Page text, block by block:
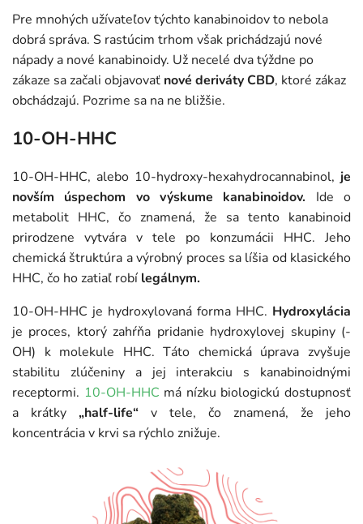
Pre mnohých užívateľov týchto kanabinoidov to nebola
dobrá správa. S rastúcim trhom však prichádzajú nové
nápady a nové kanabinoidy. Už necelé dva týždne po
zákaze sa začali objavovať nové deriváty CBD, ktoré zákaz
obchádzajú. Pozrime sa na ne bližšie.
10-OH-HHC
10-OH-HHC, alebo 10-hydroxy-hexahydrocannabinol, je
novším úspechom vo výskume kanabinoidov. Ide o
metabolit HHC, čo znamená, že sa tento kanabinoid
prirodzene vytvára v tele po konzumácii HHC. Jeho
chemická štruktúra a výrobný proces sa líšia od klasického
HHC, čo ho zatiaľ robí legálnym.
10-OH-HHC je hydroxylovaná forma HHC. Hydroxylácia
je proces, ktorý zahŕňa pridanie hydroxylovej skupiny (-
OH) k molekule HHC. Táto chemická úprava zvyšuje
stabilitu zlúčeniny a jej interakciu s kanabinoidnými
receptormi. 10-OH-HHC má nízku biologickú dostupnosť
a krátky „half-life“ v tele, čo znamená, že jeho
koncentrácia v krvi sa rýchlo znižuje.